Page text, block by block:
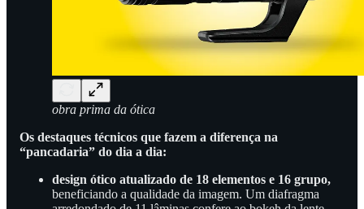
obra prima da ótica
Os destaques técnicos que fazem a diferença na
“pancadaria” do dia a dia:
design ótico atualizado de 18 elementos e 16 grupo,
beneficiando a qualidade da imagem. Um diafragma